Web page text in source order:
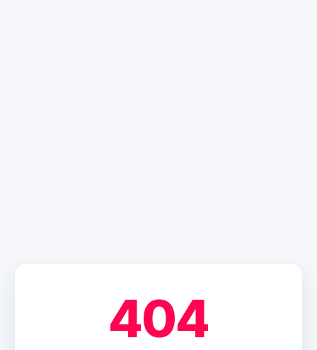
404